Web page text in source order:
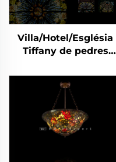
Villa/Hotel/Església
Tiffany de pedres
Skyline Dome-2